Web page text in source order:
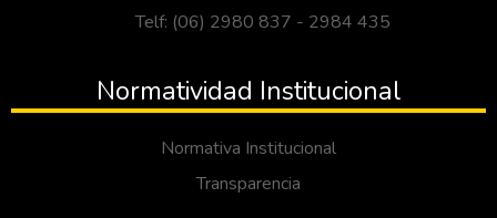
Telf: (06) 2980 837 - 2984 435
Normatividad Institucional
Normativa Institucional
Transparencia